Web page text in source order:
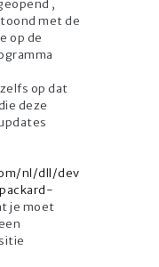
,
met de
op de
op dat
deze
nl/dll/dev
je moet